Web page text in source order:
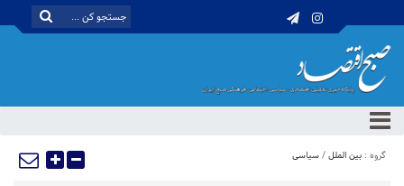
گروه : بین الملل/سیاسی